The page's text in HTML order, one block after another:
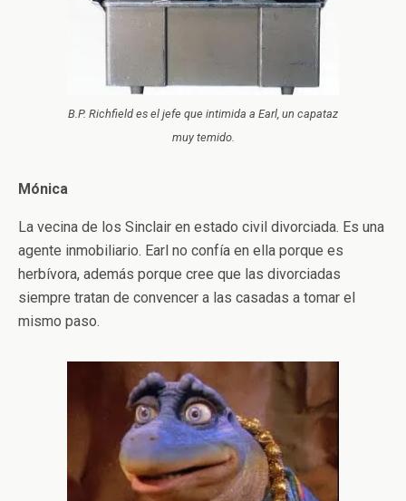
B.P. Richfield es el jefe que intimida a Earl, un capataz
muy temido.
Mónica
La vecina de los Sinclair en estado civil divorciada. Es una
agente inmobiliario. Earl no confía en ella porque es
herbívora, además porque cree que las divorciadas
siempre tratan de convencer a las casadas a tomar el
mismo paso.